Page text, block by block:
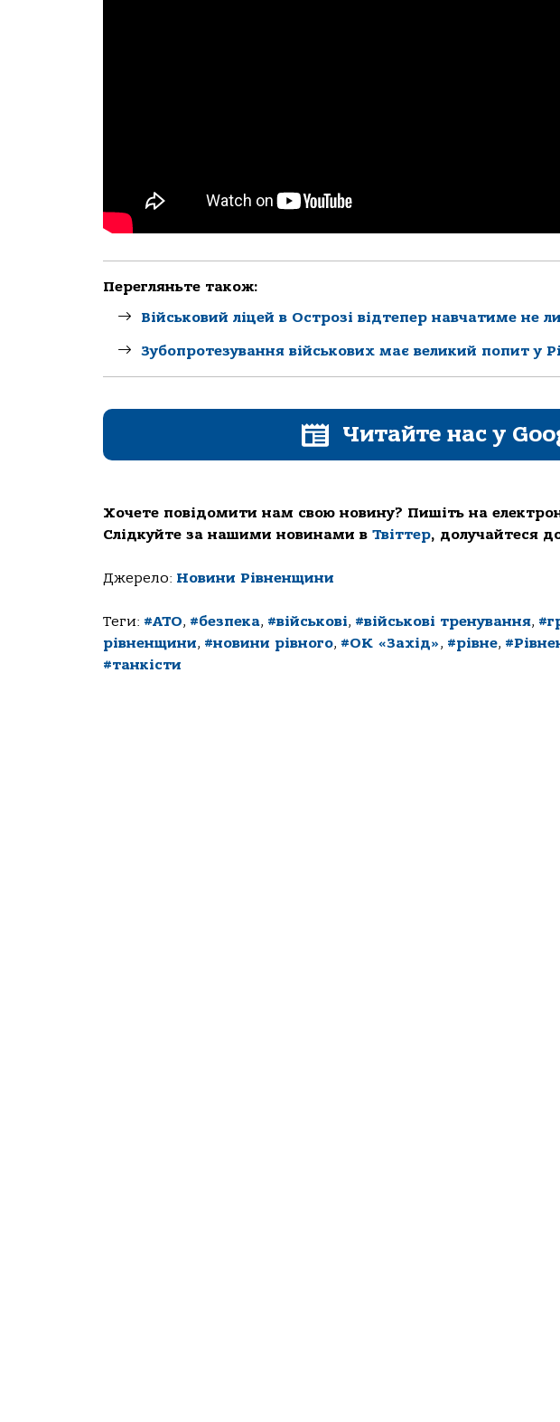
Перегляньте також:
Військовий ліцей в Острозі відтепер навчатиме не
Зубопротезування військових має великий попит у
Читайте нас у
Хочете повідомити нам свою новину? Пишіть на
Слідкуйте за нашими новинами в Твіттер, долучайтеся
Джерело: Новини Рівненщини
Теги: #АТО, #безпека, #військові, #військові тренування,
рівненщини, #новини рівного, #ОК «Захід», #рівне,
#танкісти